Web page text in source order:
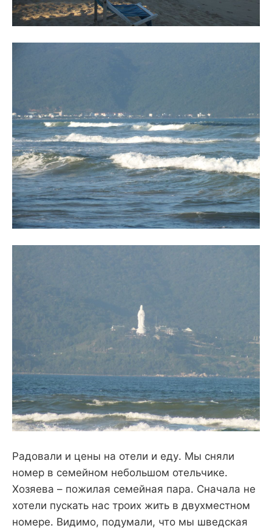
Радовали и цены на отели и еду. Мы сняли
номер в семейном небольшом отельчике.
Хозяева – пожилая семейная пара. Сначала не
хотели пускать нас троих жить в двухместном
номере. Видимо, подумали, что мы шведская